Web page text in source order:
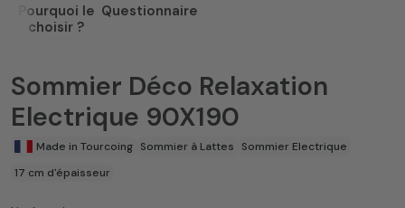
Pourquoi le
choisir ?
Questionnaire
Sommier Déco Relaxation
Electrique 90X190
Made in Tourcoing Sommier à Lattes
Sommier Electrique
17 cm d'épaisseur